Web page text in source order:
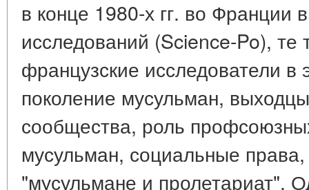
в конце 1980-х гг. во Франции
исследований (Science-Po),
французские исследователи в
поколение мусульман,
сообщества, роль
мусульман, социальные
"мусульмане и пролетариат".